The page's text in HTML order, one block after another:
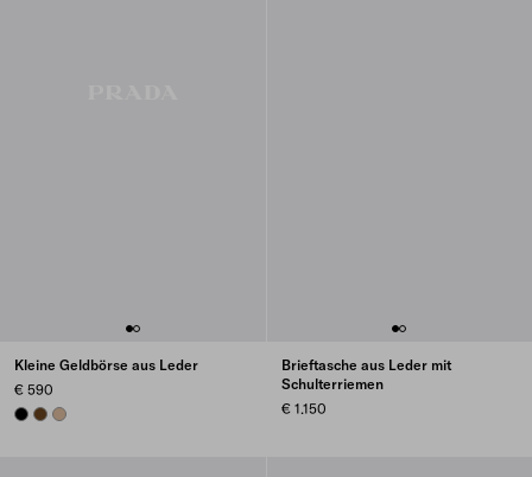
Kleine Geldbörse aus Leder
€ 590
BLACKCHESTNUT BROWN
SAND BEIGE
Brieftasche aus Leder mit
Schulterriemen
€ 1.150